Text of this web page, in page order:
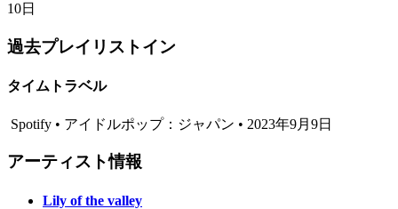
10日
過去プレイリストイン
タイムトラベル
Spotify • アイドルポップ：ジャパン • 2023年9月9日
アーティスト情報
Lily of the valley